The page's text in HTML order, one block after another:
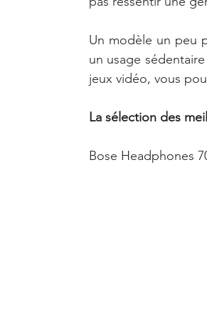
Un modèle un peu
un usage
jeux vidéo, vous
La sélection des
Bose Headphones